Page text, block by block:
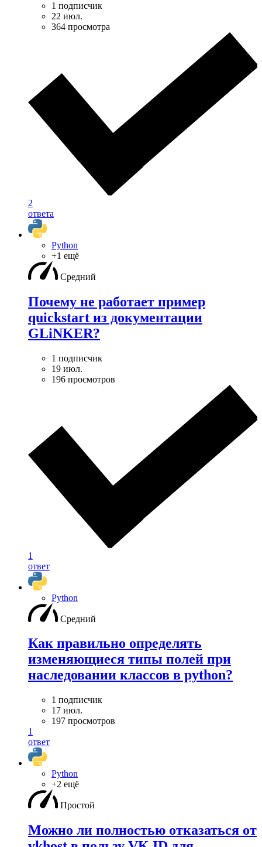
1 подписчик
22 июл.
364 просмотра
2
ответа
Python
+1 ещё
Средний
Почему не работает пример
quickstart из документации
GLiNKER?
1 подписчик
19 июл.
196 просмотров
1
ответ
Python
Средний
Как правильно определять
изменяющиеся типы полей при
наследовании классов в python?
1 подписчик
17 июл.
197 просмотров
1
ответ
Python
+2 ещё
Простой
Можно ли полностью отказаться от